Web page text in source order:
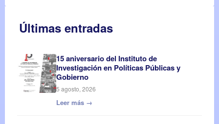
Últimas entradas
15 aniversario del Instituto de
Investigación en Políticas Públicas y
Gobierno
5 agosto, 2026
Leer más →